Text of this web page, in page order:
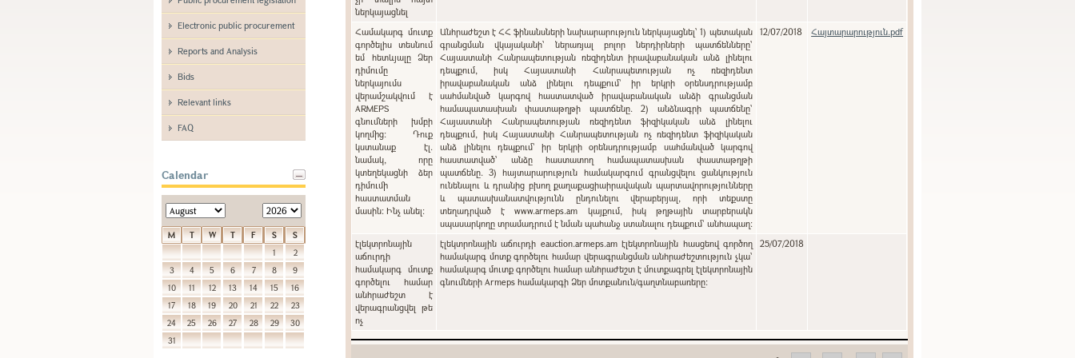
Electronic public procurement
Reports and Analysis
Bids
Relevant links
FAQ
Calendar
M T W T F S
S
1
2
3
4 5 6 7 8
9
10
11 12 13 14 15
16
17
18 19 20 21 22
23
24
25 26 27 28 29
30
31
ներկայացնել
Համակարգ մուտք
գործելիս տեսնում
եմ հետևյալը Ձեր
դիմումը
ներկայումս
վերամշակվում է
ARMEPS
գնումների խմբի
կողմից: Դուք
կստանաք էլ.
նամակ, որը
կտեղեկացնի ձեր
դիմումի
հաստատման
մասին: Ինչ անել:
Անհրաժեշտ է ՀՀ ֆինանսների նախարարություն ներկայացնել՝ 1) պետական
գրանցման վկայականի՝ ներառյալ բոլոր ներդիրների պատճենները`
Հայաստանի Հանրապետության ռեզիդենտ իրավաբանական անձ լինելու
դեպքում, իսկ Հայաստանի Հանրապետության ոչ ռեզիդենտ
իրավաբանական անձ լինելու դեպքում` իր երկրի օրենսդրությամբ
սահմանված կարգով հաստատված իրավաբանական անձի գրանցման
համապատասխան փաստաթղթի պատճենը. 2) անձնագրի պատճենը`
Հայաստանի Հանրապետության ռեզիդենտ ֆիզիկական անձ լինելու
դեպքում, իսկ Հայաստանի Հանրապետության ոչ ռեզիդենտ ֆիզիկական
անձ լինելու դեպքում` իր երկրի օրենսդրությամբ սահմանված կարգով
հաստատված՝ անձը հաստատող համապատասխան փաստաթղթի
պատճենը. 3) հայտարարություն համակարգում գրանցվելու ցանկություն
ունենալու և դրանից բխող քաղաքացիաիրավական պարտավորությունները
և պատասխանատվությունն ընդունելու վերաբերյալ, որի տեքստը
տեղադրված է www.armeps.am կայքում, իսկ թղթային տարբերակն
սպասարկողը տրամադրում է նման պահանջ ստանալու դեպքում՝ անհապաղ:
12/07/2018 Հայտարարություն.pdf
էլեկտրոնային
աճուրդի
համակարգ մուտք
գործելու համար
անհրաժեշտ է
վերագրանցվել թե
ոչ
էլեկտրոնային աճուրդի eauction.armeps.am էլեկտրոնային հասցեով գործող
համակարգ մոտք գործելու համար վերագրանցման անհրաժեշտություն չկա՝
համակարգ մուտք գործելու համար անհրաժեշտ է մուտքագրել էլեկտրոնային
գնումների Armeps համակարգի Ձեր մոտքանուն/գաղտնաբառերը:
25/07/2018